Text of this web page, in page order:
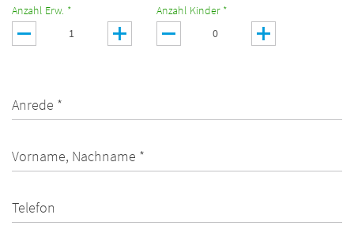
Anzahl Erw. * Anzahl Kinder *
Anrede *
Vorname, Nachname *
Telefon